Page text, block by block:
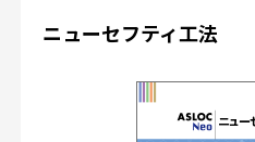
ニューセフティ工法